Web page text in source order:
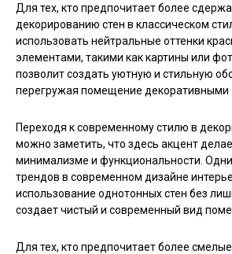
Для тех, кто предпочитает более
декорированию стен в классическом
использовать нейтральные оттенки
элементами, такими как картины или
позволит создать уютную и стильную
перегружая помещение декоративными
Переходя к современному стилю в
можно заметить, что здесь акцент
минимализме и функциональности.
трендов в современном дизайне
использование однотонных стен без
создает чистый и современный вид
Для тех, кто предпочитает более